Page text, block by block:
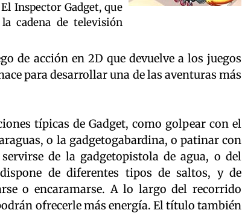
Inspector Gadget, que
cadena de televisión
de acción en 2D que devuelve a los juegos
para desarrollar una de las aventuras más
típicas de Gadget, como golpear con el
o la gadgetogabardina, o patinar con
de la gadgetopistola de agua, o del
de diferentes tipos de saltos, y de
o encaramarse. A lo largo del recorrido
ofrecerle más energía. El título también